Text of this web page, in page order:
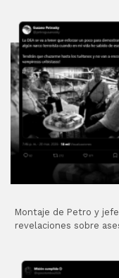
Montaje de Petro y
revelaciones sobre